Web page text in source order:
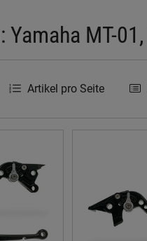
Yamaha MT-
Artikel pro Seite